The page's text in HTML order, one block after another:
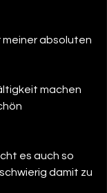
meiner absoluten
machen
es auch so
damit zu